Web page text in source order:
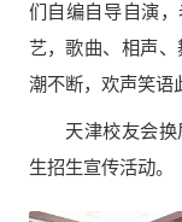
们自编自导自演
艺，歌曲、相声
潮不断，欢声笑语
天津校友会换
生招生宣传活动。